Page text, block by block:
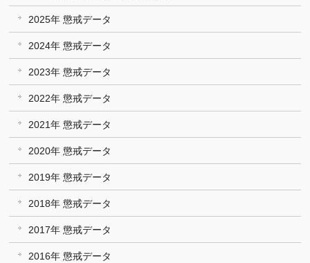
2025年 懲戒データ
2024年 懲戒データ
2023年 懲戒データ
2022年 懲戒データ
2021年 懲戒データ
2020年 懲戒データ
2019年 懲戒データ
2018年 懲戒データ
2017年 懲戒データ
2016年 懲戒データ